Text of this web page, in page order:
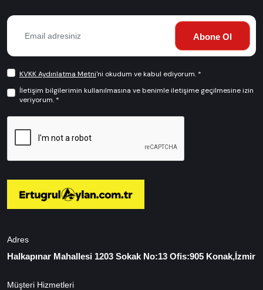
Abone Ol
KVKK Aydınlatma Metni'ni okudum ve kabul ediyorum. *
İletişim bilgilerimin kullanılmasına ve benimle iletişime geçilmesine izin
veriyorum. *
Adres
Halkapınar Mahallesi 1203 Sokak No:13 Ofis:905 Konak,İzmir
Müşteri Hizmetleri